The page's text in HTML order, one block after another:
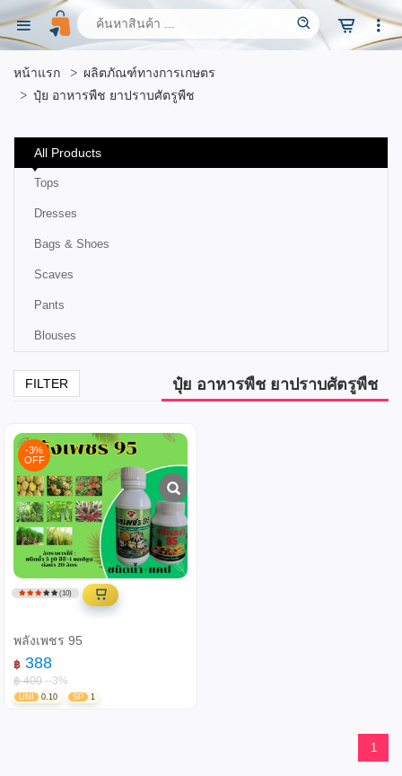
หน้าแรก
ผลิตภัณฑ์ทางการเกษตร
ปุ๋ย อาหารพืช ยาปราบศัตรูพืช
All Products
Tops
Dresses
Bags & Shoes
Scaves
Pants
Blouses
FILTER ปุ๋ย อาหารพืช ยาปราบศัตรูพืช
(10)
-3%
OFF
พลังเพชร 95
฿ 388
฿ 400 --3%
UNI 0.10 SP 1
1